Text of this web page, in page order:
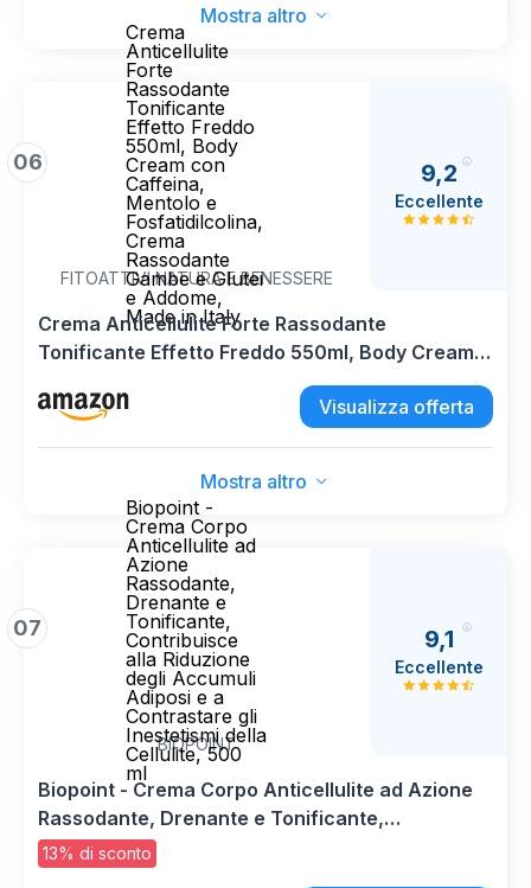
Mostra altro
06
Crema
Anticellulite
Forte
Rassodante
Tonificante
Effetto Freddo
550ml, Body
Cream con
Caffeina,
Mentolo e
Fosfatidilcolina,
Crema
Rassodante
Gambe e Glutei
e Addome,
Made in Italy
FITOATTIVI NATURA E BENESSERE
9,2
Eccellente
Crema Anticellulite Forte Rassodante
Tonificante Effetto Freddo 550ml, Body Cream
con Caffeina, Mentolo e Fosfatidilcolina, Crema
Rassodante Gambe e Glutei e Addome, Made in
Visualizza offerta
Mostra altro
07
Biopoint -
Crema Corpo
Anticellulite ad
Azione
Rassodante,
Drenante e
Tonificante,
Contribuisce
alla Riduzione
degli Accumuli
Adiposi e a
Contrastare gli
Inestetismi della
Cellulite, 500
ml
BIOPOINT
9,1
Eccellente
Biopoint - Crema Corpo Anticellulite ad Azione
Rassodante, Drenante e Tonificante,
Contribuisce alla Riduzione degli Accumuli
Adiposi e a Contrastare gli Inestetismi della
13% di sconto